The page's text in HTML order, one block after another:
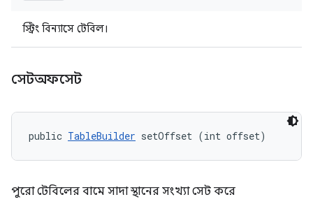
স্ট্রিং বিন্যাসে টেবিল।
সেটঅফসেট
public TableBuilder setOffset (int offset)
পুরো টেবিলের বামে সাদা স্থানের সংখ্যা সেট করে